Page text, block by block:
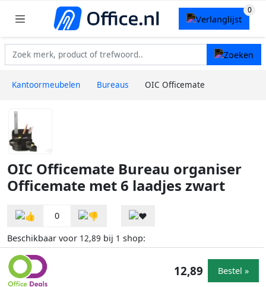
Kantoormeubelen Bureaus OIC Officemate
OIC Officemate Bureau organiser
Officemate met 6 laadjes zwart
0
Beschikbaar voor 12,89 bij 1 shop:
12,89 Bestel »